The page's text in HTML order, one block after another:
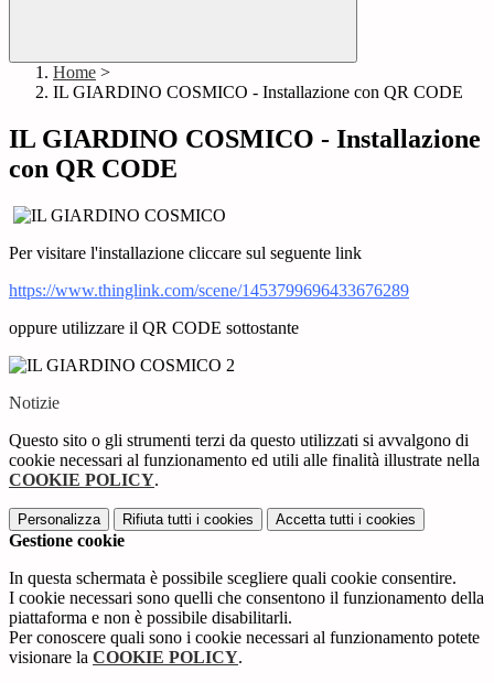
Home >
IL GIARDINO COSMICO - Installazione con QR CODE
IL GIARDINO COSMICO - Installazione
con QR CODE
Per visitare l'installazione cliccare sul seguente link
https://www.thinglink.com/scene/1453799696433676289
oppure utilizzare il QR CODE sottostante
Notizie
Questo sito o gli strumenti terzi da questo utilizzati si avvalgono di
cookie necessari al funzionamento ed utili alle finalità illustrate nella
COOKIE POLICY.
Personalizza Rifiuta tutti i cookies Accetta tutti i cookies
Gestione cookie
In questa schermata è possibile scegliere quali cookie consentire.
I cookie necessari sono quelli che consentono il funzionamento della
piattaforma e non è possibile disabilitarli.
Per conoscere quali sono i cookie necessari al funzionamento potete
visionare la COOKIE POLICY.